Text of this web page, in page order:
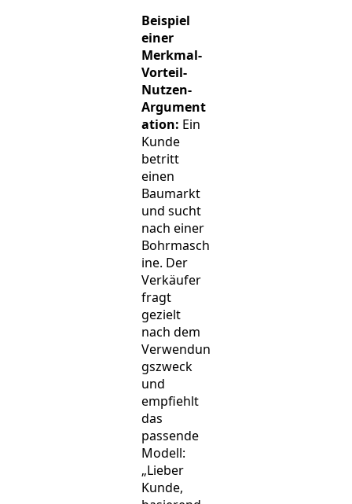
Beispiel
einer
Merkmal-
Vorteil-
Nutzen-
Argument
ation: Ein
Kunde
betritt
einen
Baumarkt
und sucht
nach einer
Bohrmasch
ine. Der
Verkäufer
fragt
gezielt
nach dem
Verwendun
gszweck
und
empfiehlt
das
passende
Modell:
„Lieber
Kunde,